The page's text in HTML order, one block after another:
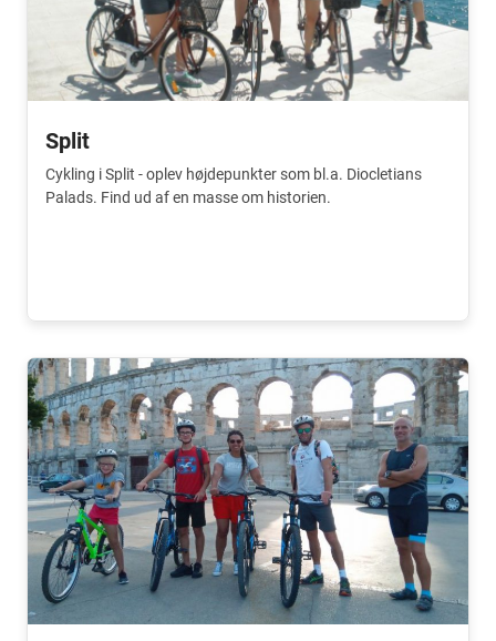
Split
Cykling i Split - oplev højdepunkter som bl.a. Diocletians
Palads. Find ud af en masse om historien.